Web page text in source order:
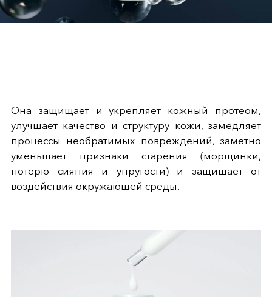
Она защищает и укрепляет кожный протеом,
улучшает качество и структуру кожи, замедляет
процессы необратимых повреждений, заметно
уменьшает признаки старения (морщинки,
потерю сияния и упругости) и защищает от
воздействия окружающей среды.